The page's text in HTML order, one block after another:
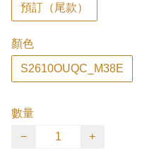
預訂（尾款）
顏色
S2610OUQC_M38E
數量
−
+